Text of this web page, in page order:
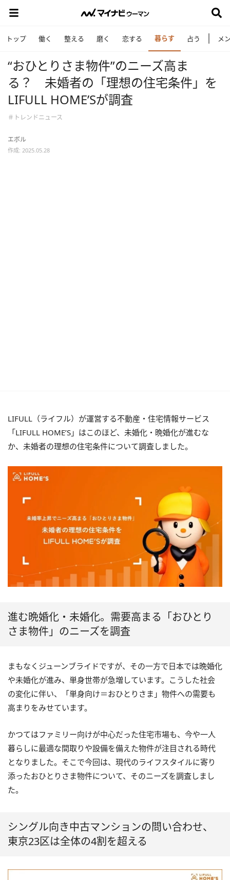
トップ 働く 整える 磨く 恋する 暮らす 占う メ
“おひとりさま物件”のニーズ高ま
る？ 未婚者の「理想の住宅条件」を
LIFULL HOME’Sが調査
＃トレンドニュース
エボル
作成: 2025.05.28
LIFULL（ライフル）が運営する不動産・住宅情報サービス
「LIFULL HOME’S」はこのほど、未婚化・晩婚化が進むな
か、未婚者の理想の住宅条件について調査しました。
進む晩婚化・未婚化。需要高まる「おひとり
さま物件」のニーズを調査
まもなくジューンブライドですが、その一方で日本では晩婚化
や未婚化が進み、単身世帯が急増しています。こうした社会
の変化に伴い、「単身向け＝おひとりさま」物件への需要も
高まりをみせています。
かつてはファミリー向けが中心だった住宅市場も、今や一人
暮らしに最適な間取りや設備を備えた物件が注目される時代
となりました。そこで今回は、現代のライフスタイルに寄り
添ったおひとりさま物件について、そのニーズを調査しまし
た。
シングル向き中古マンションの問い合わせ、
東京23区は全体の4割を超える